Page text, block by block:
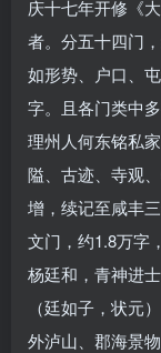
庆十七年开修《
者。分五十四门
如形势、户口、
字。且各门类中
理州人何东铭私
隘、古迹、寺观
增，续记至咸丰
文门，约1.8万字
杨廷和，青神进
（廷如子，状元
外泸山、郡海景